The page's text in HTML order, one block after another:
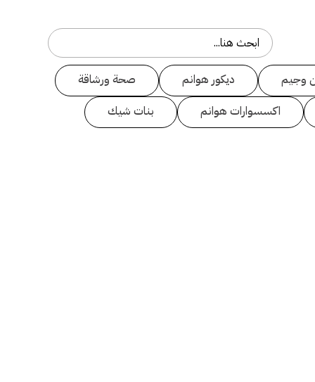
وجيم ديكور هوانم
صحة ورشاقة
اكسسوارات هوانم
بنات شيك